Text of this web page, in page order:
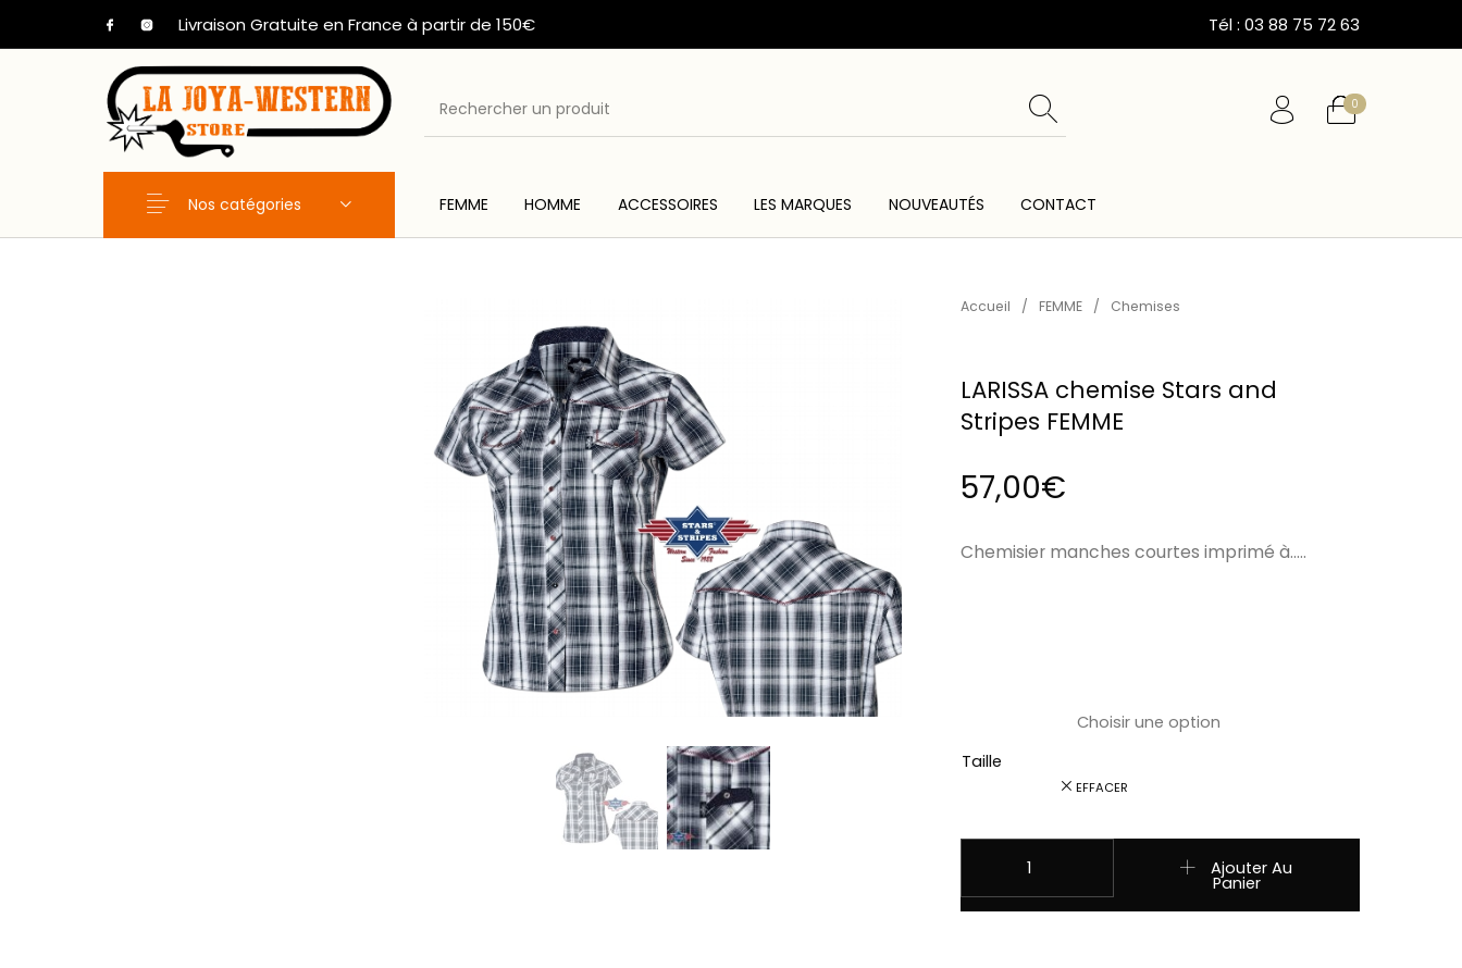
Livraison Gratuite en France à partir de 150€ Tél : 03 88 75 72 63
0
FEMME HOMME ACCESSOIRES LES MARQUES NOUVEAUTÉS CONTACT
Nos catégories
Accueil / FEMME / Chemises
LARISSA chemise Stars and
Stripes FEMME
57,00€
Chemisier manches courtes imprimé à…..
Taille
EFFACER
Ajouter Au
Panier